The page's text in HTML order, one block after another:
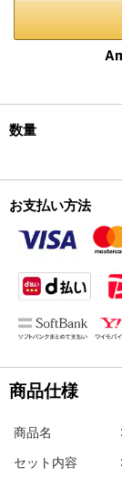
数量
お支払い方法
商品仕様
商品名
セット内容